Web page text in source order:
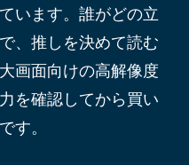
います。誰がどの立
、推しを決めて読む
画面向けの高解像度
を確認してから買い
す。